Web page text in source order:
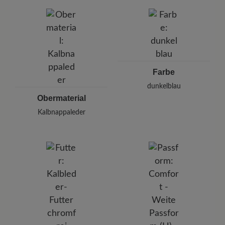
Pleidelsheimer Str. 15/1, 74321 Bietigheim-Bissingen,
E-mail:
kundenbetreuung@baer-schuhe.de
Obermaterial
Kalbnappaleder
Farbe
dunkelblau